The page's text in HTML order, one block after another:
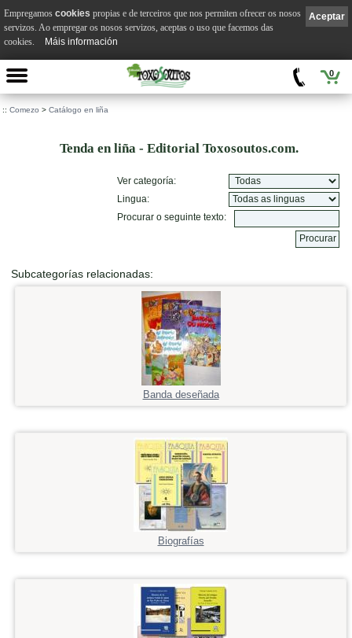
0
:: Comezo > Catálogo en liña
Tenda en liña - Editorial Toxosoutos.com.
Ver categoría:
Lingua:
Procurar o seguinte texto:
Subcategorías relacionadas:
Banda deseñada
Biografías
Aceptar
Empregamos cookies propias e de terceiros que nos permiten ofrecer os nosos
servizos. Ao empregar os nosos servizos, aceptas o uso que facemos das
cookies.
Máis información